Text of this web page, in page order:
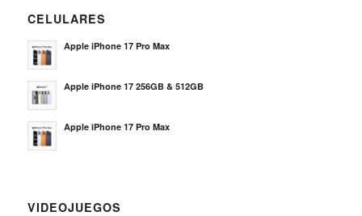
CELULARES
Apple iPhone 17 Pro Max
Apple iPhone 17 256GB & 512GB
Apple iPhone 17 Pro Max
VIDEOJUEGOS